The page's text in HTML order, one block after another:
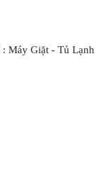
: Máy Giặt - Tủ Lạnh